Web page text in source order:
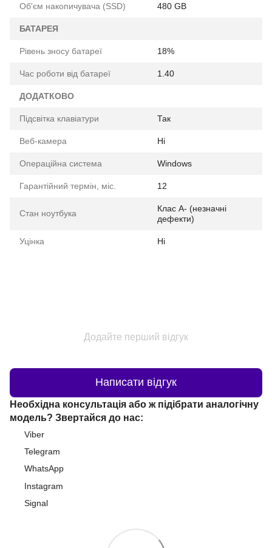
Об'єм накопичувача (SSD) 480 GB
БАТАРЕЯ
Рівень зносу батареї 18%
Час роботи від батареї 1.40
ДОДАТКОВО
Підсвітка клавіатури Так
Веб-камера Ні
Операційна система Windows
Гарантійний термін, міс. 12
Стан ноутбука
Клас A- (незначні
дефекти)
Уцінка Ні
Додайте перший відгук
Написати відгук
Необхідна консультація або ж підібрати аналогічну
модель? Звертайся до нас:
Viber
Telegram
WhatsApp
Instagram
Signal